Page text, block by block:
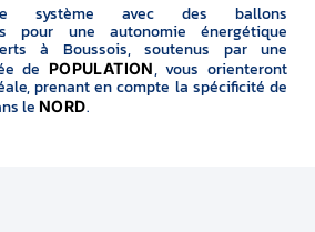
système avec des ballons
pour une autonomie énergétique
à Boussois, soutenus par une
de POPULATION, vous orienteront
prenant en compte la spécificité de
le NORD.